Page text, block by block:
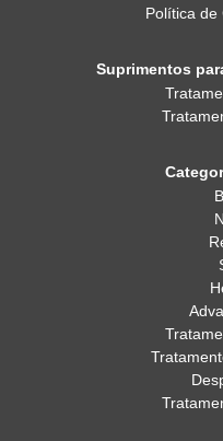
Política de
Suprimentos